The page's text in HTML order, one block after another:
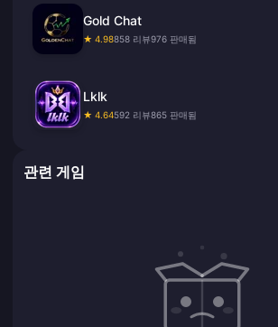
Gold Chat
★ 4.98858 리뷰976 판매됨
Lklk
★ 4.64592 리뷰865 판매됨
관련 게임